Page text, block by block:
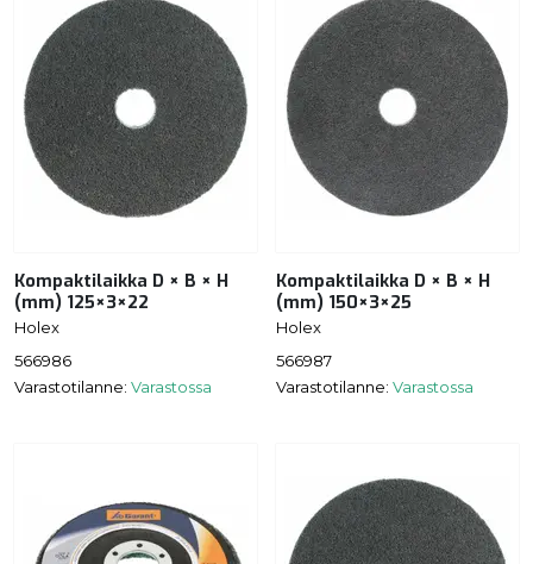
Kompaktilaikka D × B × H
(mm) 125×3×22
Holex
566986
Varastotilanne: Varastossa
Kompaktilaikka D × B × H
(mm) 150×3×25
Holex
566987
Varastotilanne: Varastossa